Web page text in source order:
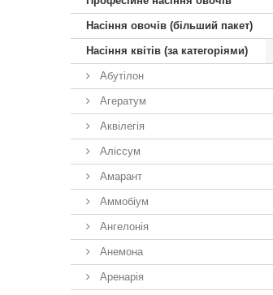
Насіння овочів (більший пакет)
Насіння квітів (за категоріями)
Абутілон
Агератум
Аквілегія
Аліссум
Амарант
Аммобіум
Ангелонія
Анемона
Аренарія